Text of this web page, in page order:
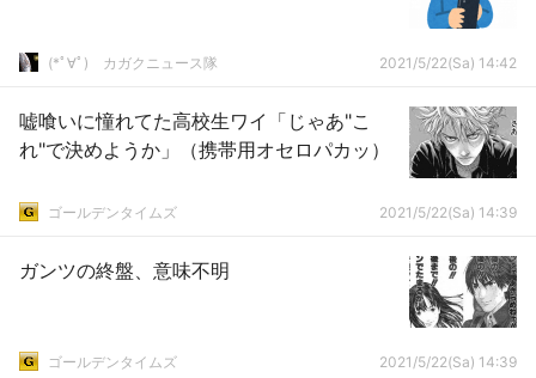
(*ﾟ∀ﾟ)ゞカガクニュース隊 2021/5/22(Sa) 14:42
嘘喰いに憧れてた高校生ワイ「じゃあ"こ
れ"で決めようか」（携帯用オセロパカッ）
ゴールデンタイムズ 2021/5/22(Sa) 14:39
ガンツの終盤、意味不明
ゴールデンタイムズ 2021/5/22(Sa) 14:39